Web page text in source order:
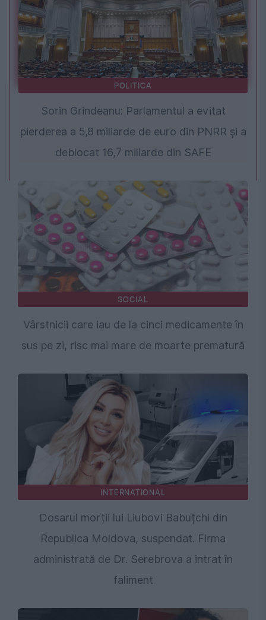
POLITICA
Sorin Grindeanu: Parlamentul a evitat
pierderea a 5,8 miliarde de euro din PNRR și a
deblocat 16,7 miliarde din SAFE
SOCIAL
Vârstnicii care iau de la cinci medicamente în
sus pe zi, risc mai mare de moarte prematură
INTERNATIONAL
Dosarul morții lui Liubovi Babuțchi din
Republica Moldova, suspendat. Firma
administrată de Dr. Serebrova a intrat în
faliment